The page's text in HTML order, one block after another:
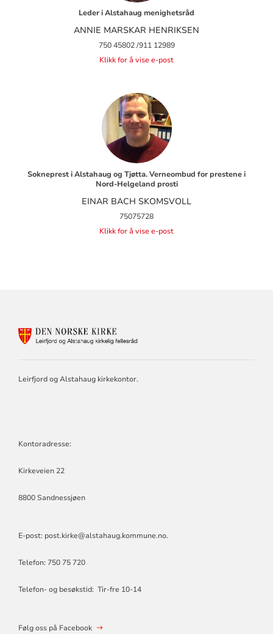
Leder i Alstahaug menighetsråd
ANNIE MARSKAR HENRIKSEN
750 45802 /911 12989
Klikk for å vise e-post
Sokneprest i Alstahaug og Tjøtta. Verneombud for prestene i
Nord-Helgeland prosti
EINAR BACH SKOMSVOLL
75075728
Klikk for å vise e-post
Leirfjord og Alstahaug kirkekontor.
Kontoradresse:
Kirkeveien 22
8800 Sandnessjøen
E-post: post.kirke@alstahaug.kommune.no.
Telefon: 750 75 720
Telefon- og besøkstid: Tir-fre 10-14
Følg oss på Facebook